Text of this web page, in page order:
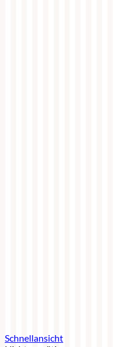
Schnellansicht